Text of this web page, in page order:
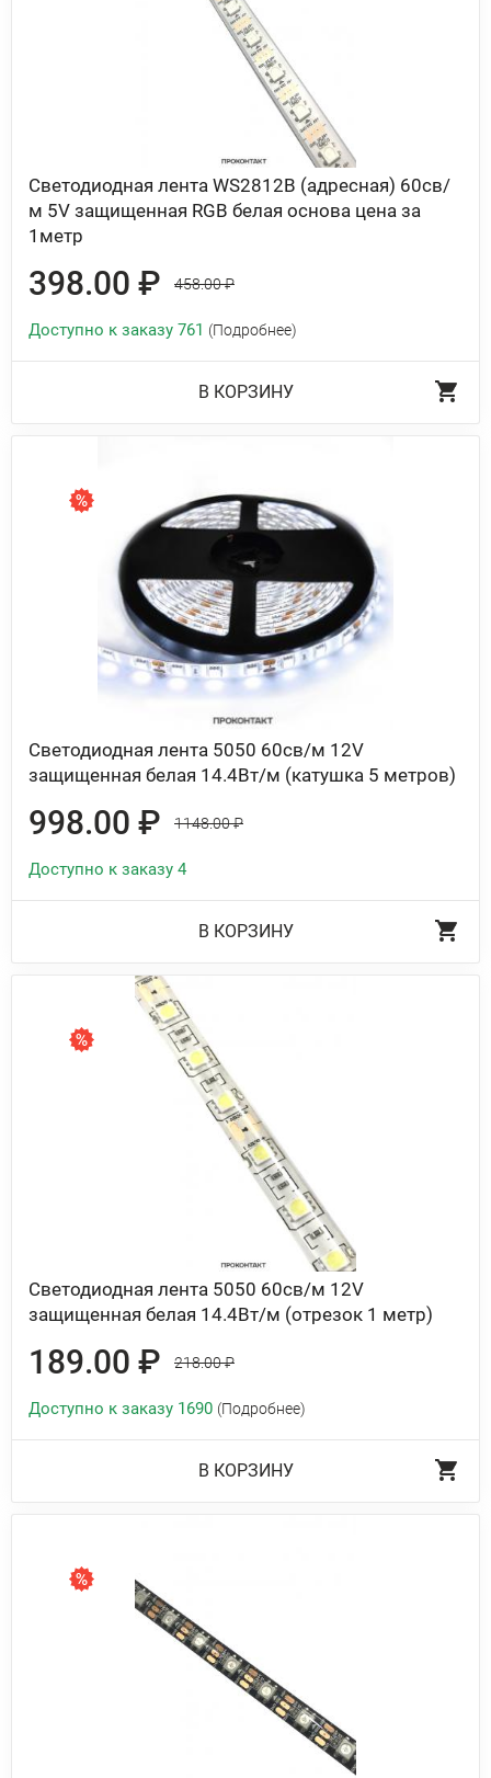
Светодиодная лента WS2812B (адресная) 60св/
м 5V защищенная RGB белая основа цена за
1метр
398.00 ₽ 458.00 ₽
Доступно к заказу 761 (Подробнее)
В КОРЗИНУ
Светодиодная лента 5050 60св/м 12V
защищенная белая 14.4Вт/м (катушка 5 метров)
998.00 ₽ 1148.00 ₽
Доступно к заказу 4
В КОРЗИНУ
Светодиодная лента 5050 60св/м 12V
защищенная белая 14.4Вт/м (отрезок 1 метр)
189.00 ₽ 218.00 ₽
Доступно к заказу 1690 (Подробнее)
В КОРЗИНУ